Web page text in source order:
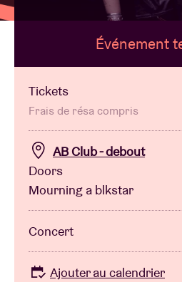
Location de salles
BRDCST
ABtv
Chèque-concert
À propos de l'AB
Contact
Événement
Tickets
Frais de résa compris
AB Club - debout
Doors
Mourning a blkstar
Concert
Ajouter au calendrier